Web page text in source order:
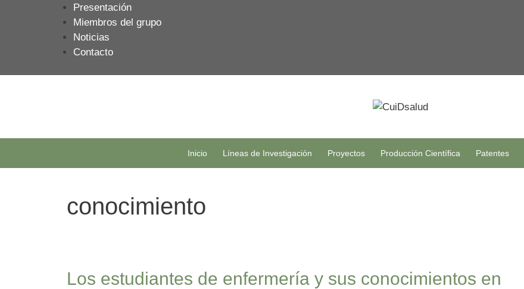
Presentación
Miembros del grupo
Noticias
Contacto
Inicio Líneas de Investigación Proyectos Producción Científica Patentes
conocimiento
Los estudiantes de enfermería y sus conocimientos en